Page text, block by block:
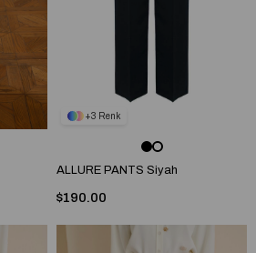
3
ALLURE PANTS Siyah
$190.00